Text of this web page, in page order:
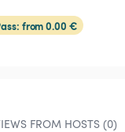
from 0.00 €
FROM HOSTS (0)